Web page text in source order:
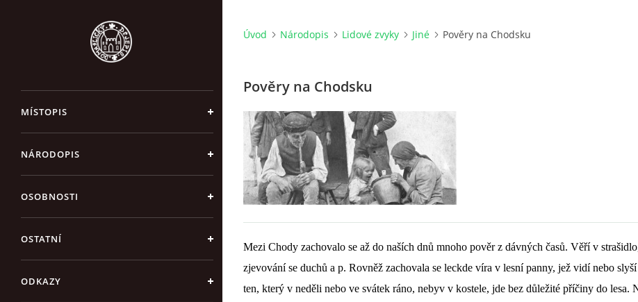
MÍSTOPIS
NÁRODOPIS
OSOBNOSTI
OSTATNÍ
ODKAZY
Úvod Národopis Lidové zvyky Jiné Pověry na Chodsku
Pověry na Chodsku
Mezi Chody zachovalo se až do naších dnů mnoho pověr z dávných časů. Věří v
zjevování se duchů a p. Rovněž zachovala se leckde víra v lesní panny, jež vidí nebo
ten, který v neděli nebo ve svátek ráno, nebyv v kostele, jde bez důležité příčiny do lesa.